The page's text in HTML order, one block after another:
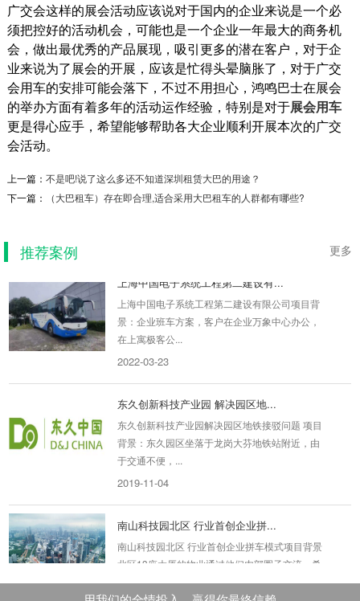
广交会这样的展会活动应该说对于国内的企业来说是一个必
须把控好的活动机会，可能也是一个企业一年最大的商务机
会，做出最优秀的产品展现，吸引更多的潜在客户，对于企
业来说为了展会的开展，应该是忙得头晕脑胀了，对于广交
会用车的安排可能会落下，不过不用担心，鸿鸣巴士在展会
的举办方面有着多年的活动运作经验，特别是对于展会用车
更是得心应手，希望能够帮助各大企业顺利开展本次的广交
会活动。
上一篇： 不是吧!说了这么多还不知道深圳租赁大巴的用途？
下一篇：
（大巴租车）存在即合理,适合采用大巴租车的人群都有哪些?
更多
推荐案例
问题 项目背景：吉华智荟是我们在宗泰文创、宗
泰未来城、东...
上海中国电子系统工程第二建设有限公司项目背
景：企业班车方案，客户在企业万象中心办公，
在上寓极客公...
2022-03-23
东久创新科技产业园解决园区地铁接驳问题 项目
背景：东久园区坐落于龙岗大芬地铁站附近，由
于交通不便，...
2019-11-04
南山科技园北区 行业首创企业拼车模式项目背景
北区13座大厦的物业通过他们内部圈子交流，希
2019-08-29